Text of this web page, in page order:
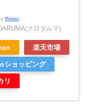
Rinker
クロダルマ)
楽天市場
ショッピング
リ